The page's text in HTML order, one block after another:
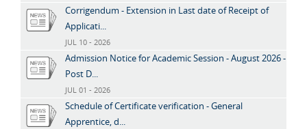
Corrigendum - Extension in Last date of Receipt of
Applicati...
JUL 10 - 2026
Admission Notice for Academic Session - August 2026 -
Post D...
JUL 01 - 2026
Schedule of Certificate verification - General
Apprentice, d...